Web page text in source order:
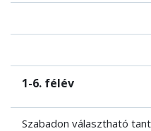
1-6. félév
Szabadon választható